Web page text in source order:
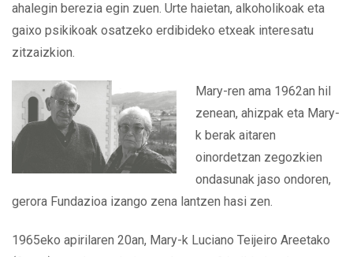
ahalegin berezia egin zuen. Urte haietan, alkoholikoak eta
gaixo psikikoak osatzeko erdibideko etxeak interesatu
zitzaizkion.
Mary-ren ama 1962an hil
zenean, ahizpak eta Mary-
k berak aitaren
oinordetzan zegozkien
ondasunak jaso ondoren,
gerora Fundazioa izango zena lantzen hasi zen.
1965eko apirilaren 20an, Mary-k Luciano Teijeiro Areetako